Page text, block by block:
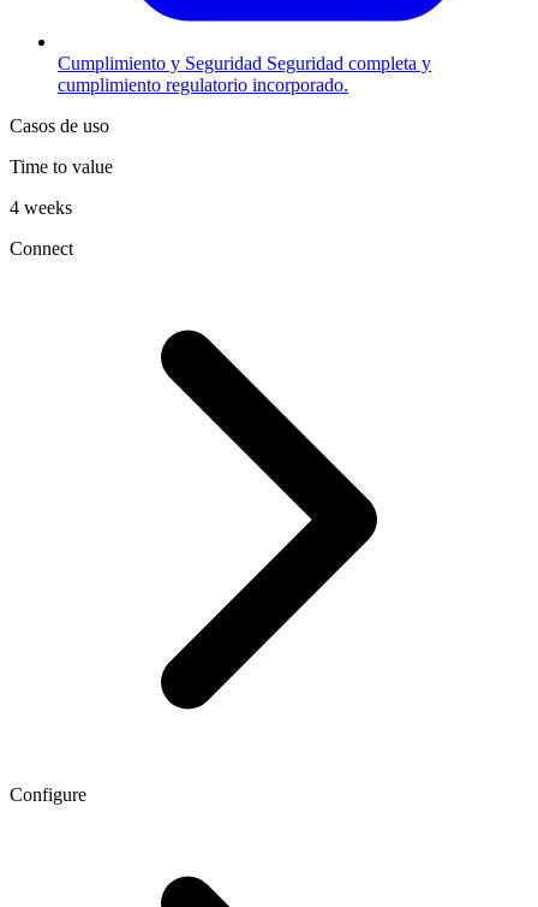
Cumplimiento y Seguridad Seguridad completa y
cumplimiento regulatorio incorporado.
Casos de uso
Time to value
4 weeks
Connect
Configure